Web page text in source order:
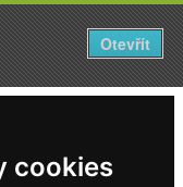
cookies
Otevřít
Otevřít